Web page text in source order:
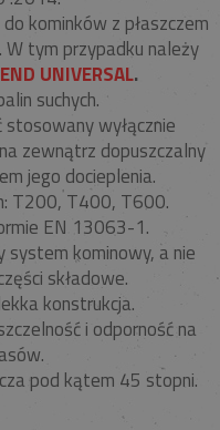
kominków z płaszczem
W tym przypadku należy
UNIVERSAL.
suchych.
stosowany wyłącznie
zewnątrz dopuszczalny
jego docieplenia.
T200, T400, T600.
EN 13063-1.
system kominowy, a nie
składowe.
konstrukcja.
i odporność na
pod kątem 45 stopni.